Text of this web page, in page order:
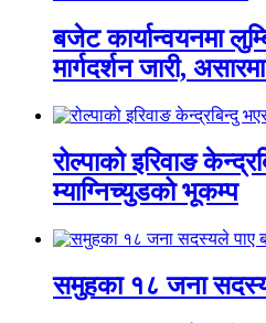
बजेट कार्यान्वयनमा
मार्गदर्शन जारी,
रोल्पाको इरिवाङ
म्याग्निच्युडको भूकम्प
समुहका १८ जना